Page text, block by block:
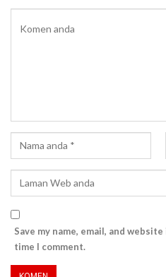
Save my name, email, and
time I comment.